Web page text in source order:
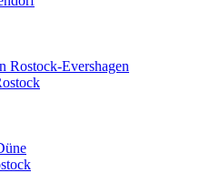
Rostock-Evershagen